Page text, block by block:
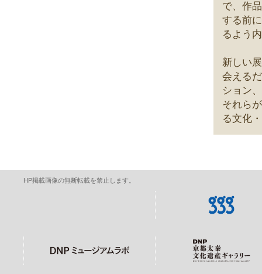
で、作
する前
るよう
新しい
会える
ション
それら
る文化
HP掲載画像の無断転載を禁止します。